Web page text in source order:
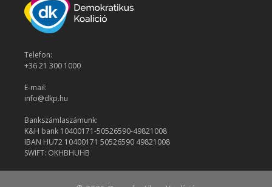
Telefon:
+36 21 300 1000
E-mail:
info@dkp.hu
Bankszámlaszámunk:
K&H bank 10400171-50526590-49821008
IBAN HU72 10400171 50526590 49821008
SWIFT: OKHBHUHB